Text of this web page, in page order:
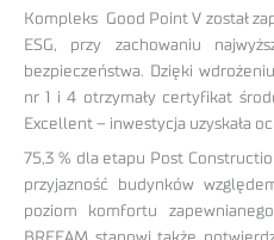
Kompleks Good Point V został
ESG, przy zachowaniu
bezpieczeństwa. Dzięki
nr 1 i 4 otrzymały certyfikat
Excellent – inwestycja uzyskała
75,3 % dla etapu Post
przyjazność budynków
poziom komfortu